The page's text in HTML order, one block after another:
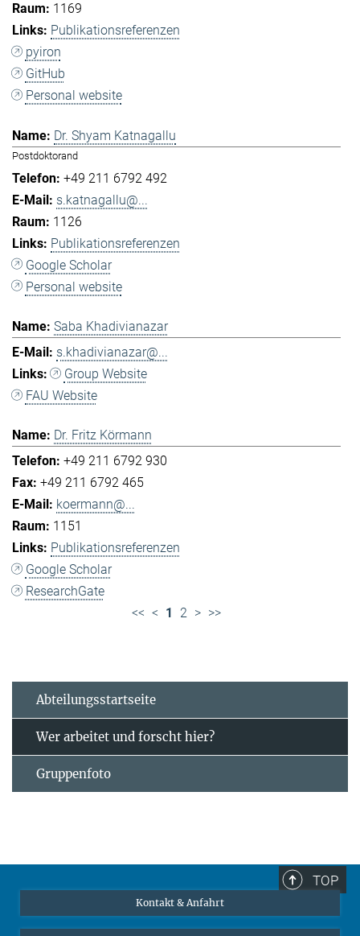
1169
Publikationsreferenzen
pyiron
GitHub
Personal website
Dr. Shyam Katnagallu
Postdoktorand
+49 211 6792 492
s.katnagallu@...
1126
Publikationsreferenzen
Google Scholar
Personal website
Saba Khadivianazar
s.khadivianazar@...
Group Website
FAU Website
Dr. Fritz Körmann
+49 211 6792 930
+49 211 6792 465
koermann@...
1151
Publikationsreferenzen
Google Scholar
ResearchGate
<< < 1 2 > >>
Abteilungsstartseite
Wer arbeitet und forscht hier?
Gruppenfoto
TOP
Kontakt & Anfahrt